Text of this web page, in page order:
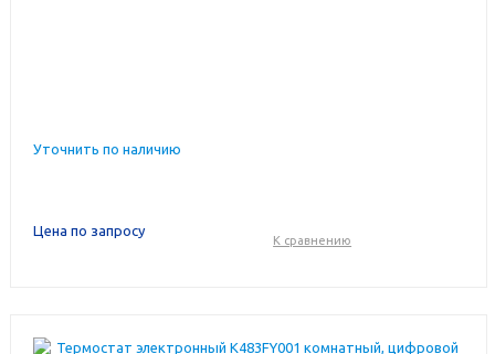
Уточнить по наличию
Цена по запросу
К сравнению